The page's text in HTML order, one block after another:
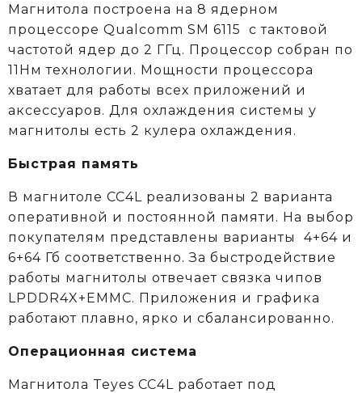
Магнитола построена на 8 ядерном
процессоре Qualcomm SM 6115
c тактовой
частотой ядер до 2 ГГц. Процессор собран по
11Нм технологии. Мощности процессора
хватает для работы всех приложений и
аксессуаров. Для охлаждения системы у
магнитолы есть 2 кулера охлаждения.
Быстрая память
В магнитоле CC4L реализованы 2 варианта
оперативной и постоянной памяти. На выбор
покупателям представлены варианты 4+64 и
6+64 Гб соответственно. За быстродействие
работы магнитолы отвечает связка чипов
LPDDR4X+EMMC. Приложения и графика
работают плавно, ярко и сбалансированно.
Операционная система
Магнитола Teyes CC4L работает под